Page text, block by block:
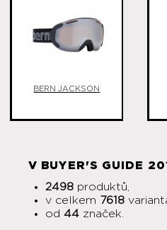
BERN JACKSON
V BUYER'S GUIDE
2498 produktů,
v celkem 7618
od 44 značek.